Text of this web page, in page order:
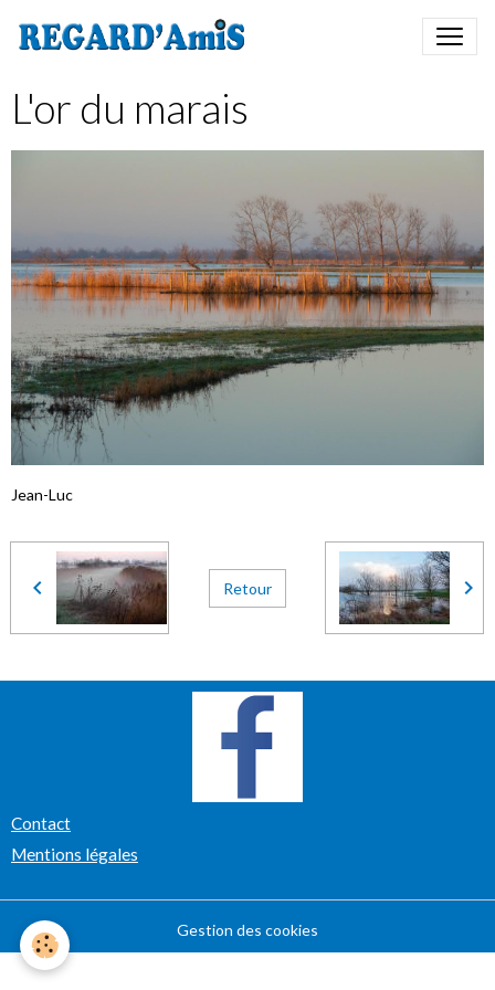
L'or du marais
Jean-Luc
Retour
Contact
Mentions légales
Gestion des cookies